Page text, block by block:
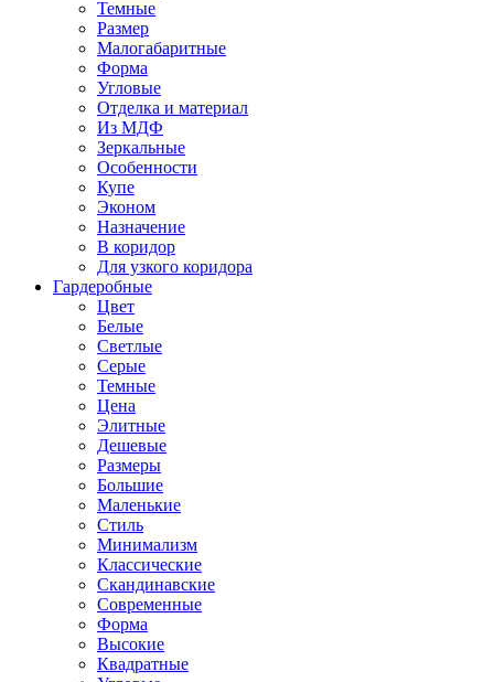
Темные
Размер
Малогабаритные
Форма
Угловые
Отделка и материал
Из МДФ
Зеркальные
Особенности
Купе
Эконом
Назначение
В коридор
Для узкого коридора
Гардеробные
Цвет
Белые
Светлые
Серые
Темные
Цена
Элитные
Дешевые
Размеры
Большие
Маленькие
Стиль
Минимализм
Классические
Скандинавские
Современные
Форма
Высокие
Квадратные